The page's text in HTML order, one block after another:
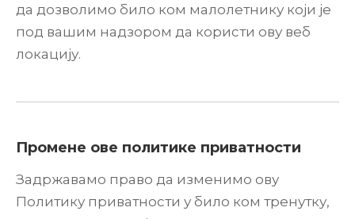
да дозволимо било ком малолетнику који је
под вашим надзором да користи ову веб
локацију.
Промене ове политике приватности
Задржавамо право да изменимо ову
Политику приватности у било ком тренутку,